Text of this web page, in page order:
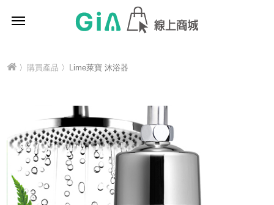
〉 購買產品 〉Lime萊寶 沐浴器